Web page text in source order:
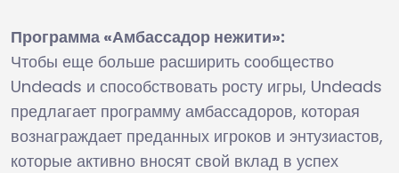
Программа «Амбассадор нежити»:
Чтобы еще больше расширить сообщество
Undeads и способствовать росту игры, Undeads
предлагает программу амбассадоров, которая
вознаграждает преданных игроков и энтузиастов,
которые активно вносят свой вклад в успех